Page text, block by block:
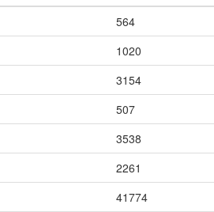
564
1020
3154
507
3538
2261
41774